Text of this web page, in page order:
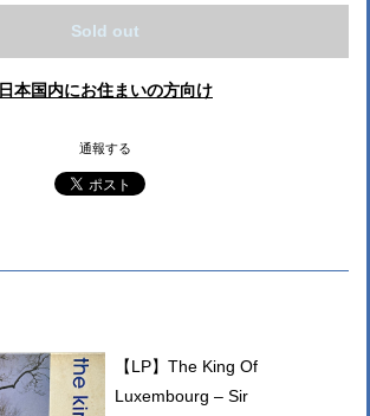
Sold out
日本国内にお住まいの方向け
通報する
【LP】The King Of
Luxembourg ‎– Sir